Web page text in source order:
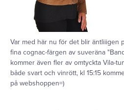
Var med här nu för det blir äntliiigen
fina cognac-färgen av suveräna
kommer även fler av omtyckta Vila-
både svart och vinrött, kl 15:15
på webshoppen=)